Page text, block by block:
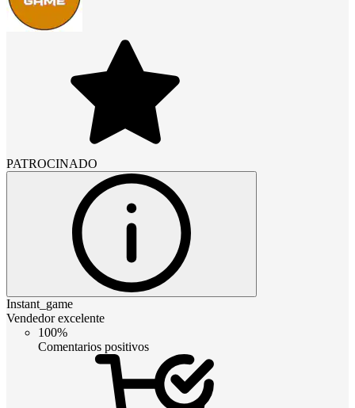
PATROCINADO
Instant_game
Vendedor excelente
100%
Comentarios positivos